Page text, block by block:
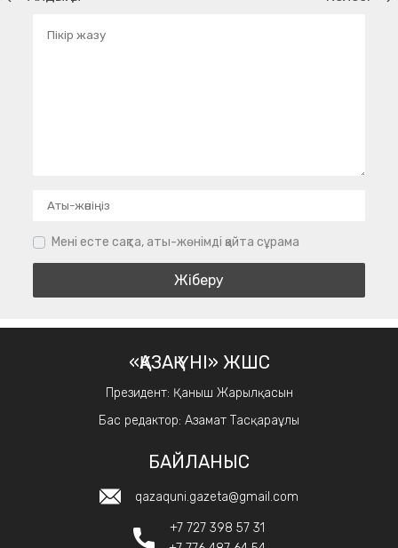
Мені есте сақта, аты-жөнімді қайта сұрама
«ҚАЗАҚ ҮНІ» ЖШС
Президент: Қаныш Жарылқасын
Бас редактор: Азамат Тасқараұлы
БАЙЛАНЫС
qazaquni.gazeta@gmail.com
+7 727 398 57 31